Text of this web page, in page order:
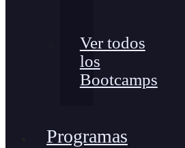
Ver todos
los
Bootcamps
Programas